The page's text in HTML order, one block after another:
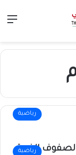
رياضية
لصفوف الفريق
رياضية